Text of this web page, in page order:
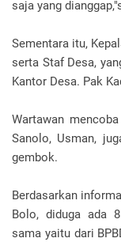
saja yang
Sementara itu,
serta Staf Desa,
Kantor Desa. Pak
Wartawan
Sanolo, Usman,
gembok.
Berdasarkan
Bolo, diduga ada
sama yaitu dari